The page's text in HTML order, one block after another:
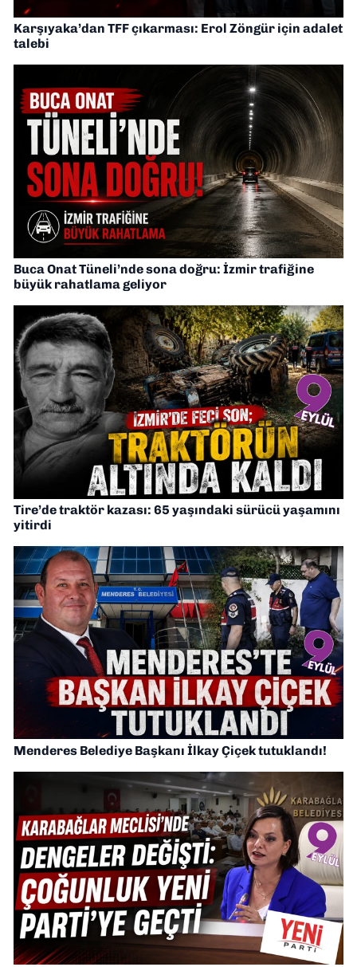
Karşıyaka’dan TFF çıkarması: Erol Zöngür için adalet
talebi
Buca Onat Tüneli’nde sona doğru: İzmir trafiğine
büyük rahatlama geliyor
Tire’de traktör kazası: 65 yaşındaki sürücü yaşamını
yitirdi
Menderes Belediye Başkanı İlkay Çiçek tutuklandı!